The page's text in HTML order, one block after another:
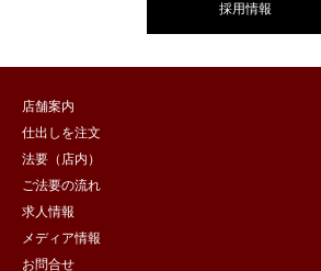
採用情報
店舗案内
仕出しを注文
法要（店内）
ご法要の流れ
求人情報
メディア情報
お問合せ